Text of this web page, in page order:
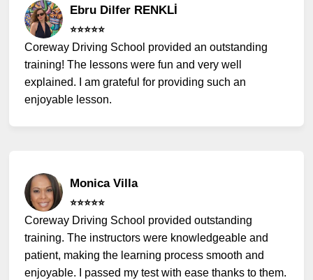
Ebru Dilfer RENKLİ
⭐️⭐️⭐️⭐️⭐️
Coreway Driving School provided an outstanding
training! The lessons were fun and very well
explained. I am grateful for providing such an
enjoyable lesson.
Monica Villa
⭐️⭐️⭐️⭐️⭐️
Coreway Driving School provided outstanding
training. The instructors were knowledgeable and
patient, making the learning process smooth and
enjoyable. I passed my test with ease thanks to them.